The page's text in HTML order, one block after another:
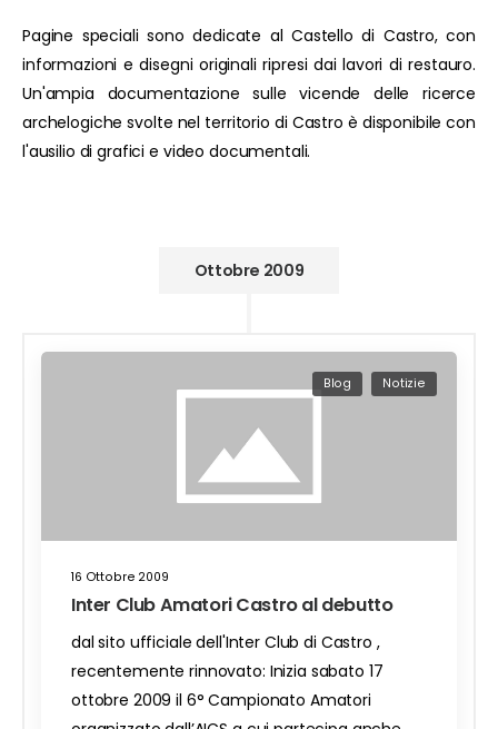
Pagine speciali sono dedicate al Castello di Castro, con
informazioni e disegni originali ripresi dai lavori di restauro.
Un'ampia documentazione sulle vicende delle ricerce
archelogiche svolte nel territorio di Castro è disponibile con
l'ausilio di grafici e video documentali.
Ottobre 2009
16 Ottobre 2009
Blog Notizie
Inter Club Amatori Castro al debutto
dal sito ufficiale dell'Inter Club di Castro ,
recentemente rinnovato: Inizia sabato 17
ottobre 2009 il 6° Campionato Amatori